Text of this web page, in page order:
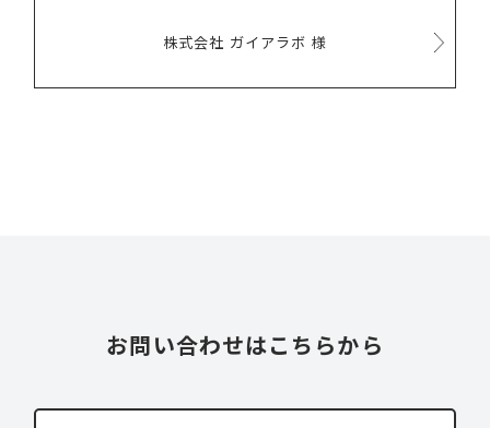
株式会社 ガイアラボ 様
お問い合わせはこちらから